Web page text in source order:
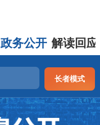
政务公开 解读回应
长者模式